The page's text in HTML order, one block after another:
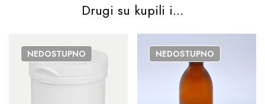
Drugi su kupili i...
NEDOSTUPNO NEDOSTUPNO